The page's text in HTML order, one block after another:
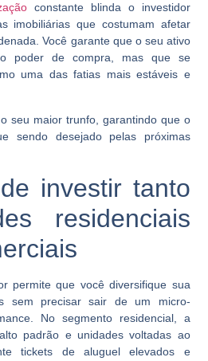
constante blinda o investidor
imobiliárias que costumam afetar
Você garante que o seu ativo
poder de compra, mas que se
uma das fatias mais estáveis e
seu maior trunfo, garantindo que o
sendo desejado pelas próximas
investir tanto
residenciais
permite que você diversifique sua
sem precisar sair de um micro-
No segmento residencial, a
padrão e unidades voltadas ao
tickets de aluguel elevados e